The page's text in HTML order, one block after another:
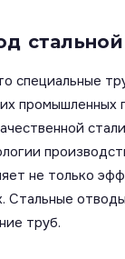
специальные
не только
Стальные
труб.